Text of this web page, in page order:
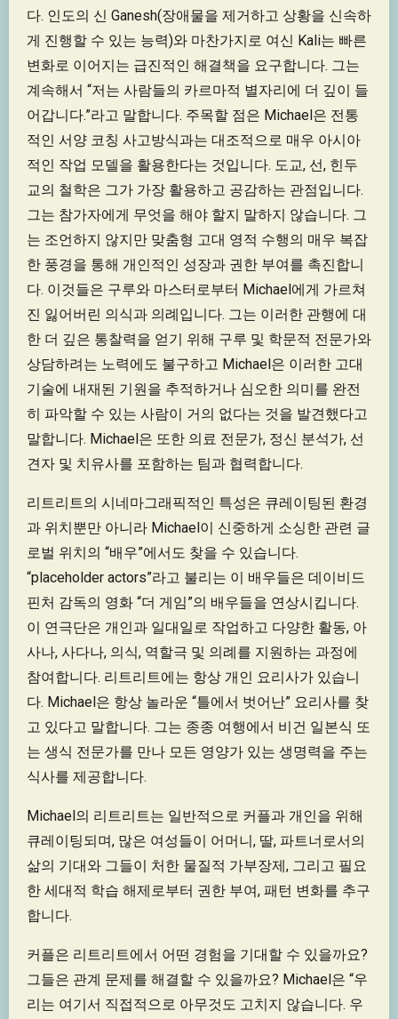
다. 인도의 신 Ganesh(장애물을 제거하고 상황을 신속하
게 진행할 수 있는 능력)와 마찬가지로 여신 Kali는 빠른
변화로 이어지는 급진적인 해결책을 요구합니다. 그는
계속해서 “저는 사람들의 카르마적 별자리에 더 깊이 들
어갑니다.”라고 말합니다. 주목할 점은 Michael은 전통
적인 서양 코칭 사고방식과는 대조적으로 매우 아시아
적인 작업 모델을 활용한다는 것입니다. 도교, 선, 힌두
교의 철학은 그가 가장 활용하고 공감하는 관점입니다.
그는 참가자에게 무엇을 해야 할지 말하지 않습니다. 그
는 조언하지 않지만 맞춤형 고대 영적 수행의 매우 복잡
한 풍경을 통해 개인적인 성장과 권한 부여를 촉진합니
다. 이것들은 구루와 마스터로부터 Michael에게 가르쳐
진 잃어버린 의식과 의례입니다. 그는 이러한 관행에 대
한 더 깊은 통찰력을 얻기 위해 구루 및 학문적 전문가와
상담하려는 노력에도 불구하고 Michael은 이러한 고대
기술에 내재된 기원을 추적하거나 심오한 의미를 완전
히 파악할 수 있는 사람이 거의 없다는 것을 발견했다고
말합니다. Michael은 또한 의료 전문가, 정신 분석가, 선
견자 및 치유사를 포함하는 팀과 협력합니다.
리트리트의 시네마그래픽적인 특성은 큐레이팅된 환경
과 위치뿐만 아니라 Michael이 신중하게 소싱한 관련 글
로벌 위치의 “배우”에서도 찾을 수 있습니다.
“placeholder actors”라고 불리는 이 배우들은 데이비드
핀처 감독의 영화 “더 게임”의 배우들을 연상시킵니다.
이 연극단은 개인과 일대일로 작업하고 다양한 활동, 아
사나, 사다나, 의식, 역할극 및 의례를 지원하는 과정에
참여합니다. 리트리트에는 항상 개인 요리사가 있습니
다. Michael은 항상 놀라운 “틀에서 벗어난” 요리사를 찾
고 있다고 말합니다. 그는 종종 여행에서 비건 일본식 또
는 생식 전문가를 만나 모든 영양가 있는 생명력을 주는
식사를 제공합니다.
Michael의 리트리트는 일반적으로 커플과 개인을 위해
큐레이팅되며, 많은 여성들이 어머니, 딸, 파트너로서의
삶의 기대와 그들이 처한 물질적 가부장제, 그리고 필요
한 세대적 학습 해제로부터 권한 부여, 패턴 변화를 추구
합니다.
커플은 리트리트에서 어떤 경험을 기대할 수 있을까요?
그들은 관계 문제를 해결할 수 있을까요? Michael은 “우
리는 여기서 직접적으로 아무것도 고치지 않습니다. 우